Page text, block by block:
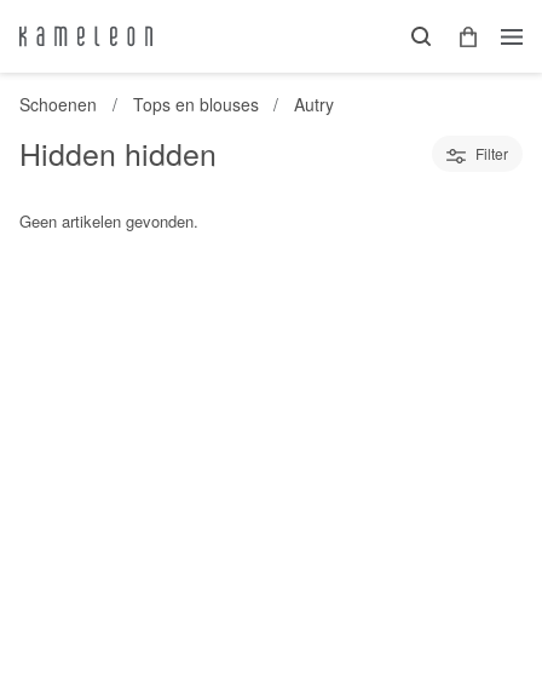
Schoenen Tops en blouses Autry
Hidden hidden Filter
Geen artikelen gevonden.